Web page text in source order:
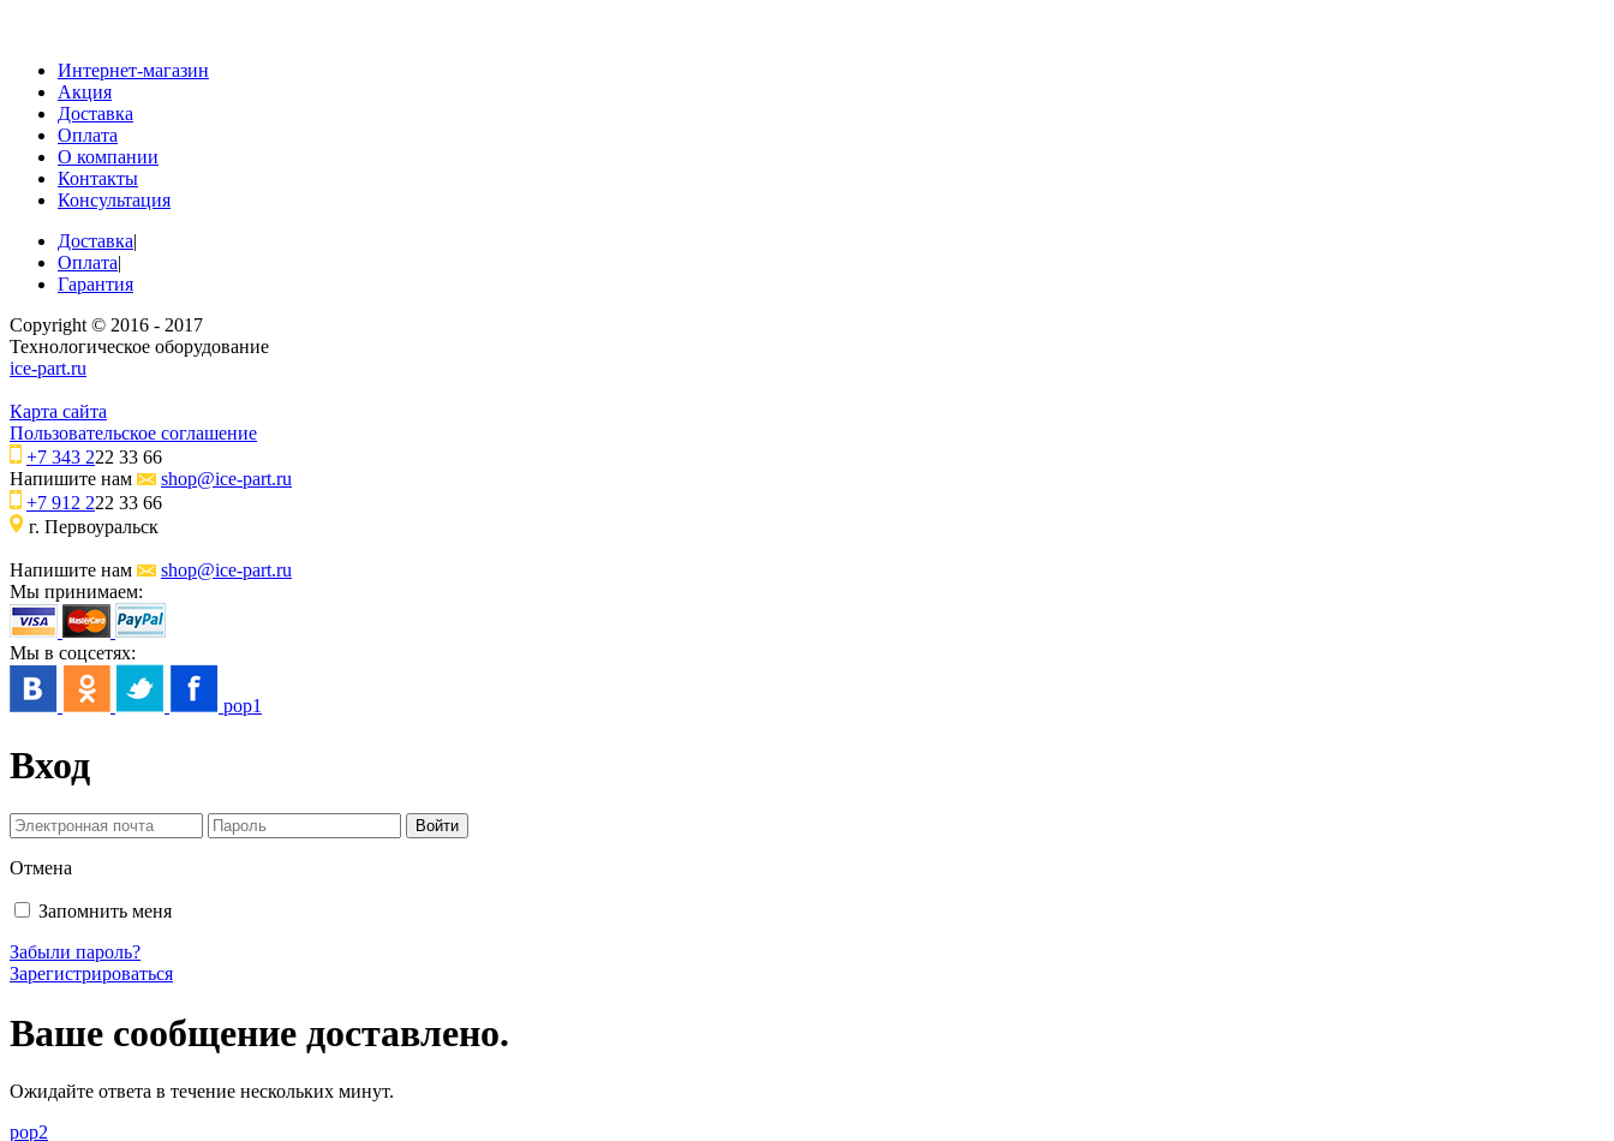
Интернет-магазин
Акция
Доставка
Оплата
О компании
Контакты
Консультация
Доставка|
Оплата|
Гарантия
Copyright © 2016 - 2017
Технологическое оборудование
ice-part.ru
Карта сайта
Пользовательское соглашение
+7 343 222 33 66
Напишите нам
shop@ice-part.ru
+7 912 222 33 66
г. Первоуральск
Напишите нам
shop@ice-part.ru
Мы принимаем:
Мы в соцсетях:
pop1
Вход
Отмена
Запомнить меня
Забыли пароль?
Зарегистрироваться
Ваше сообщение доставлено.
Ожидайте ответа в течение нескольких минут.
pop2